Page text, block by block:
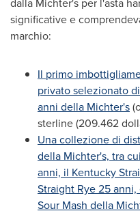
significative e
marchio:
Il primo
privato selezionato
anni della Michter's
sterline (209.462
Una collezione di
della Michter's, tra
anni, il Kentucky
Straight Rye 25
Sour Mash della